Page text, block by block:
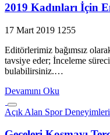
2019 Kadınları İçin
17 Mart 2019 1255
Editörlerimiz bağımsız
tavsiye eder; İnceleme
bulabilirsiniz.…
Devamını Oku
Açık Alan Spor Deneyimleri